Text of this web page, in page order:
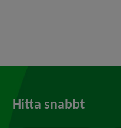
Hitta snabbt